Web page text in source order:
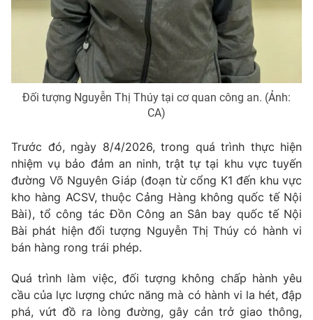
Infographic
Video Shorts video
VTV Money VTV Thể thao
VTV Sức khoẻ Bất động sản
Thị trường 24h Tấm lòng Việt
VTV4 Vươn mình bằng AI
Liên hệ tòa soạn English
Đối tượng Nguyễn Thị Thúy tại cơ quan công an. (Ảnh:
CA)
Trước đó, ngày 8/4/2026, trong quá trình thực hiện
nhiệm vụ bảo đảm an ninh, trật tự tại khu vực tuyến
đường Võ Nguyên Giáp (đoạn từ cổng K1 đến khu vực
kho hàng ACSV, thuộc Cảng Hàng không quốc tế Nội
Bài), tổ công tác Đồn Công an Sân bay quốc tế Nội
Bài phát hiện đối tượng Nguyễn Thị Thúy có hành vi
bán hàng rong trái phép.
Quá trình làm việc, đối tượng không chấp hành yêu
cầu của lực lượng chức năng mà có hành vi la hét, đập
phá, vứt đồ ra lòng đường, gây cản trở giao thông,